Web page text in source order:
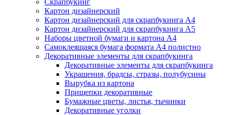
Скрапбукинг
Картон дизайнерский
Картон дизайнерский для скрапбукинга А4
Картон дизайнерский для скрапбукинга А5
Наборы цветной бумаги и картона А4
Самоклеящаяся бумага формата А4 полистно
Декоративные элементы для скрапбукинга
Декоративные элементы для скрапбукинга
Украшения, брадсы, стразы, полубусины
Вырубка из картона
Прищепки декоративные
Бумажные цветы, листья, тычинки
Декоративные уголки